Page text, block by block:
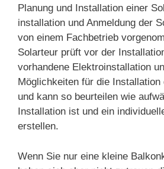
Planung und Installation einer
installation und Anmeldung der
von einem Fachbetrieb
Solarteur prüft vor der
vorhandene Elektroinstallation
Möglichkeiten für die Installation
und kann so beurteilen wie
Installation ist und ein
erstellen.
Wenn Sie nur eine kleine